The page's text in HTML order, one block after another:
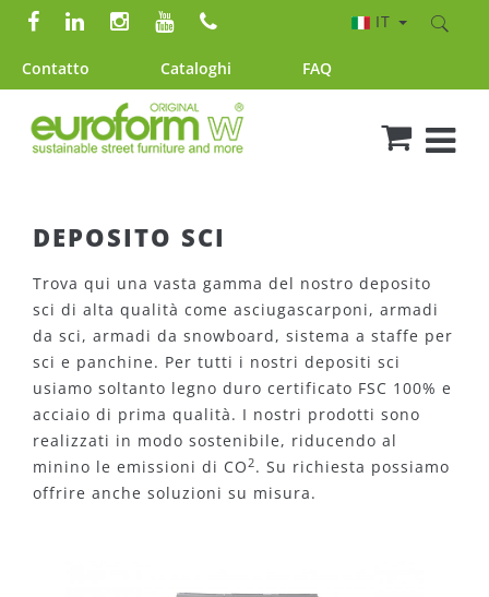
Contatto Cataloghi FAQ
IT
DEPOSITO SCI
Trova qui una vasta gamma del nostro deposito
sci di alta qualità come asciugascarponi, armadi
da sci, armadi da snowboard, sistema a staffe per
sci e panchine. Per tutti i nostri depositi sci
usiamo soltanto legno duro certificato FSC 100% e
acciaio di prima qualità. I nostri prodotti sono
realizzati in modo sostenibile, riducendo al
minino le emissioni di CO 2. Su richiesta possiamo
offrire anche soluzioni su misura.